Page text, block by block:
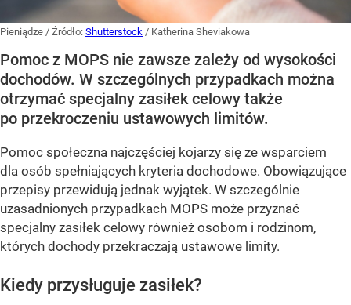
Pieniądze / Źródło: Shutterstock / Katherina Sheviakowa
Pomoc z MOPS nie zawsze zależy od wysokości
dochodów. W szczególnych przypadkach można
otrzymać specjalny zasiłek celowy także
po przekroczeniu ustawowych limitów.
Pomoc społeczna najczęściej kojarzy się ze wsparciem
dla osób spełniających kryteria dochodowe. Obowiązujące
przepisy przewidują jednak wyjątek. W szczególnie
uzasadnionych przypadkach MOPS może przyznać
specjalny zasiłek celowy również osobom i rodzinom,
których dochody przekraczają ustawowe limity.
Kiedy przysługuje zasiłek?